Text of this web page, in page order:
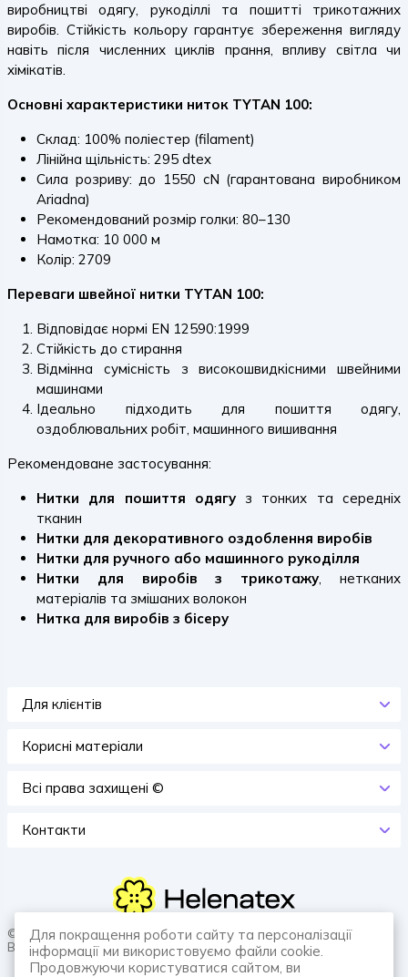
виробництві одягу, рукоділлі та пошитті трикотажних
виробів. Стійкість кольору гарантує збереження вигляду
навіть після численних циклів прання, впливу світла чи
хімікатів.
Основні характеристики ниток TYTAN 100:
Склад: 100% поліестер (filament)
Лінійна щільність: 295 dtex
Сила розриву: до 1550 cN (гарантована виробником
Ariadna)
Рекомендований розмір голки: 80–130
Намотка: 10 000 м
Колір: 2709
Переваги швейної нитки TYTAN 100:
Відповідає нормі EN 12590:1999
Стійкість до стирання
Відмінна сумісність з високошвидкісними швейними
машинами
Ідеально підходить для пошиття одягу,
оздоблювальних робіт, машинного вишивання
Рекомендоване застосування:
Нитки для пошиття одягуз тонких та середніх
тканин
Нитки для декоративного оздоблення виробів
Нитки для ручного або машинного рукоділля
Нитки для виробів з трикотажу, нетканих
матеріалів та змішаних волокон
Нитка для виробів з бісеру
Для клієнтів
Корисні матеріали
Всi права захищенi ©
Контакти
© 2026 HELENATEX «Ґудзики, вішаки, нитки. Власне виробництво.
Все для швейної справи.»
Для покращення роботи сайту та персоналізації
інформації ми використовуємо файли cookie.
Продовжуючи користуватися сайтом, ви